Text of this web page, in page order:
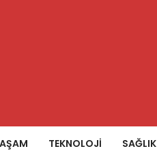
TEKNOLOJİ SAĞLIK